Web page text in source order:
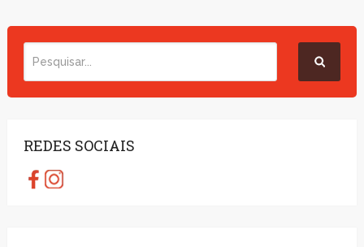
REDES SOCIAIS